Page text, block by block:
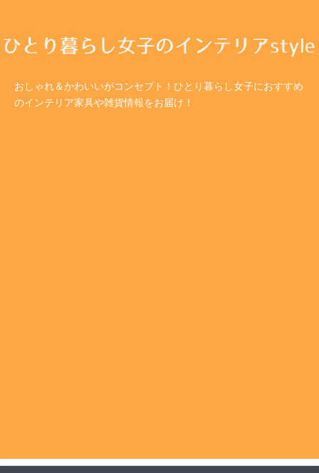
おしゃれ＆かわいいがコンセプト！ひとり暮らし女子におすすめ
のインテリア家具や雑貨情報をお届け！